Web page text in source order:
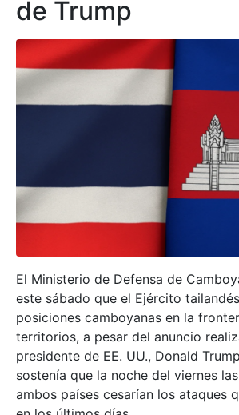
de Trump
El Ministerio de Defensa de
este sábado que el Ejército
posiciones camboyanas en la
territorios, a pesar del anuncio
presidente de EE. UU., Donald
sostenía que la noche del viernes
ambos países cesarían los ataques